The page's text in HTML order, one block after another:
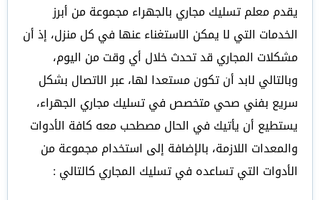
يقدم معلم تسليك مجاري بالجهراء مجموعة من أبرز
الخدمات التي لا يمكن الاستغناء عنها في كل منزل، إذ أن
مشكلات المجاري قد تحدث خلال أي وقت من اليوم،
وبالتالي لابد أن تكون مستعدا لها، عبر الاتصال بشكل
سريع بفني صحي متخصص في تسليك مجاري الجهراء،
يستطيع أن يأتيك في الحال مصطحب معه كافة الأدوات
والمعدات اللازمة، بالإضافة إلى استخدام مجموعة من
الأدوات التي تساعده في تسليك المجاري كالتالي :